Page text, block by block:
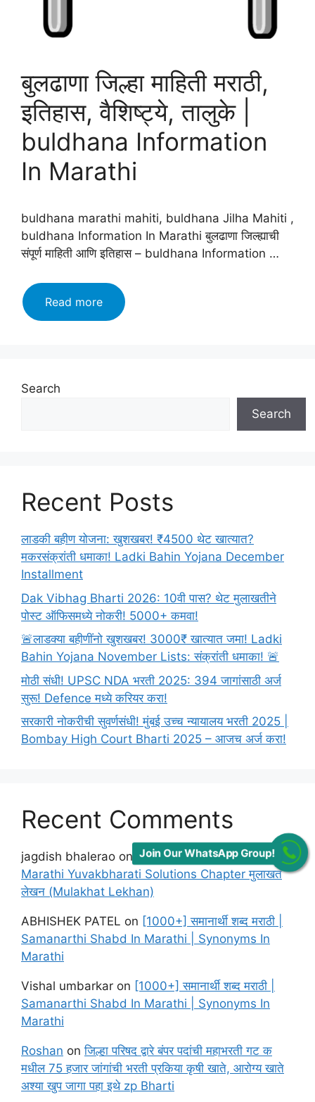
बुलढाणा जिल्हा माहिती मराठी,
इतिहास, वैशिष्ट्ये, तालुके |
buldhana Information
In Marathi
buldhana marathi mahiti, buldhana Jilha Mahiti ,
buldhana Information In Marathi बुलढाणा जिल्ह्याची
संपूर्ण माहिती आणि इतिहास – buldhana Information …
Read moreबुलढाणा
जिल्हा
Search
Search
Recent Posts
लाडकी बहीण योजना: खुशखबर! ₹4500 थेट खात्यात?
मकरसंक्रांती धमाका! Ladki Bahin Yojana December
Installment
Dak Vibhag Bharti 2026: 10वी पास? थेट मुलाखतीने
पोस्ट ऑफिसमध्ये नोकरी! 5000+ कमवा!
🚨लाडक्या बहीणींनो खुशखबर! 3000₹ खात्यात जमा! Ladki
Bahin Yojana November Lists: संक्रांती धमाका! 🚨
मोठी संधी! UPSC NDA भरती 2025: 394 जागांसाठी अर्ज
सुरू! Defence मध्ये करियर करा!
सरकारी नोकरीची सुवर्णसंधी! मुंबई उच्च न्यायालय भरती 2025 |
Bombay High Court Bharti 2025 – आजच अर्ज करा!
Recent Comments
jagdish bhalerao on Maharashtra Board class 12
Marathi Yuvakbharati Solutions Chapter मुलाखत
लेखन (Mulakhat Lekhan)
ABHISHEK PATEL on [1000+] समानार्थी शब्द मराठी |
Samanarthi Shabd In Marathi | Synonyms In
Marathi
Vishal umbarkar on [1000+] समानार्थी शब्द मराठी |
Samanarthi Shabd In Marathi | Synonyms In
Marathi
Roshan onजिल्हा परिषद द्वारे बंपर पदांची महाभरती गट क
मधील 75 हजार जांगांची भरती प्रकिया कृषी खाते, आरोग्य खाते
अश्या खुप जागा पहा इथे zp Bharti
Join Our WhatsApp Group!